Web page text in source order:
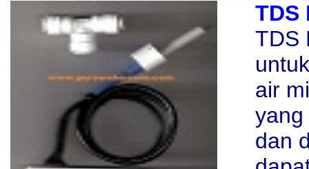
TDS
TDS
air
dan